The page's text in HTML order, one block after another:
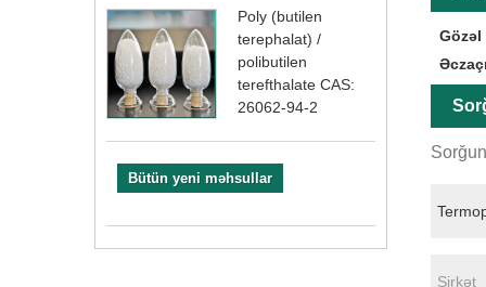
Poly (butilen
terephalat) /
polibutilen
terefthalate CAS:
26062-94-2
Bütün yeni məhsullar